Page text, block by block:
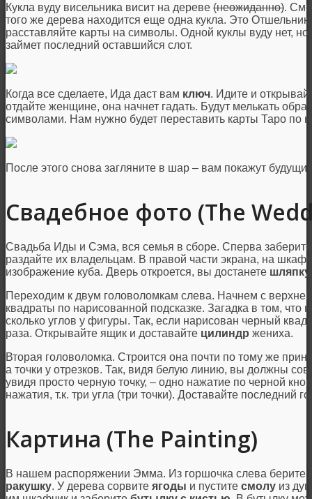
Кукла вуду висельника висит на дереве (неожиданно).
того же дерева находится еще одна кукла. Это
расставляйте карты на символы. Одной куклы вуду нет,
займет последний оставшийся слот.
Когда все сделаете, Ида даст вам ключ. Идите и
отдайте женщине, она начнет гадать. Будут мелькать
символами. Нам нужно будет переставить карты Таро по
После этого снова загляните в шар – вам покажут
Свадебное фото (The
Свадьба Иды и Сэма, вся семья в сборе. Сперва
раздайте их владельцам. В правой части экрана, на
изображение куба. Дверь откроется, вы достанете шляпку
Переходим к двум головоломкам слева. Начнем с
квадраты по нарисованной подсказке. Загадка в том,
сколько углов у фигуры. Так, если нарисован черный
раза. Открывайте ящик и доставайте цилиндр жениха.
Вторая головоломка. Строится она почти по тому же
а точки у отрезков. Так, видя белую линию, вы должны
увидя просто черную точку, – одно нажатие по черной
нажатия, т.к. три угла (три точки). Доставайте последний
Картина (The Painting)
В нашем распоряжении Эмма. Из горшочка слева берите
ракушку. У дерева сорвите ягоды и пустите смолу из